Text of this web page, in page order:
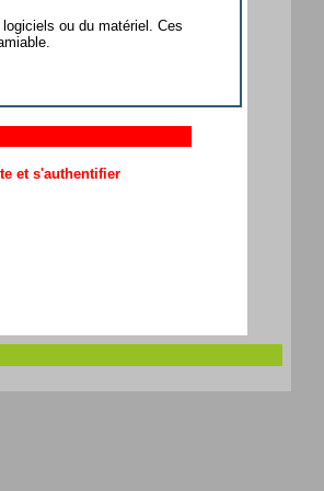
ou du matériel. Ces
et s'authentifier